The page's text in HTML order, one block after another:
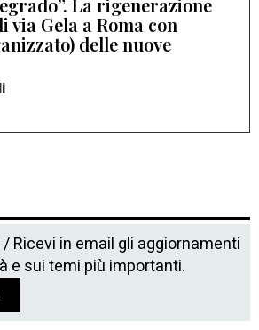
La rigenerazione
via Gela a Roma con
delle nuove
/ Ricevi in email gli aggiornamenti
e sui temi più importanti.